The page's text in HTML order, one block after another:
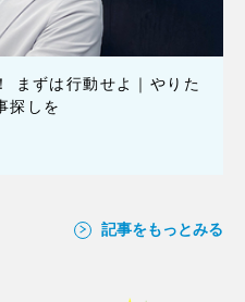
まずは行動せよ｜やりた
探しを
記事をもっとみる